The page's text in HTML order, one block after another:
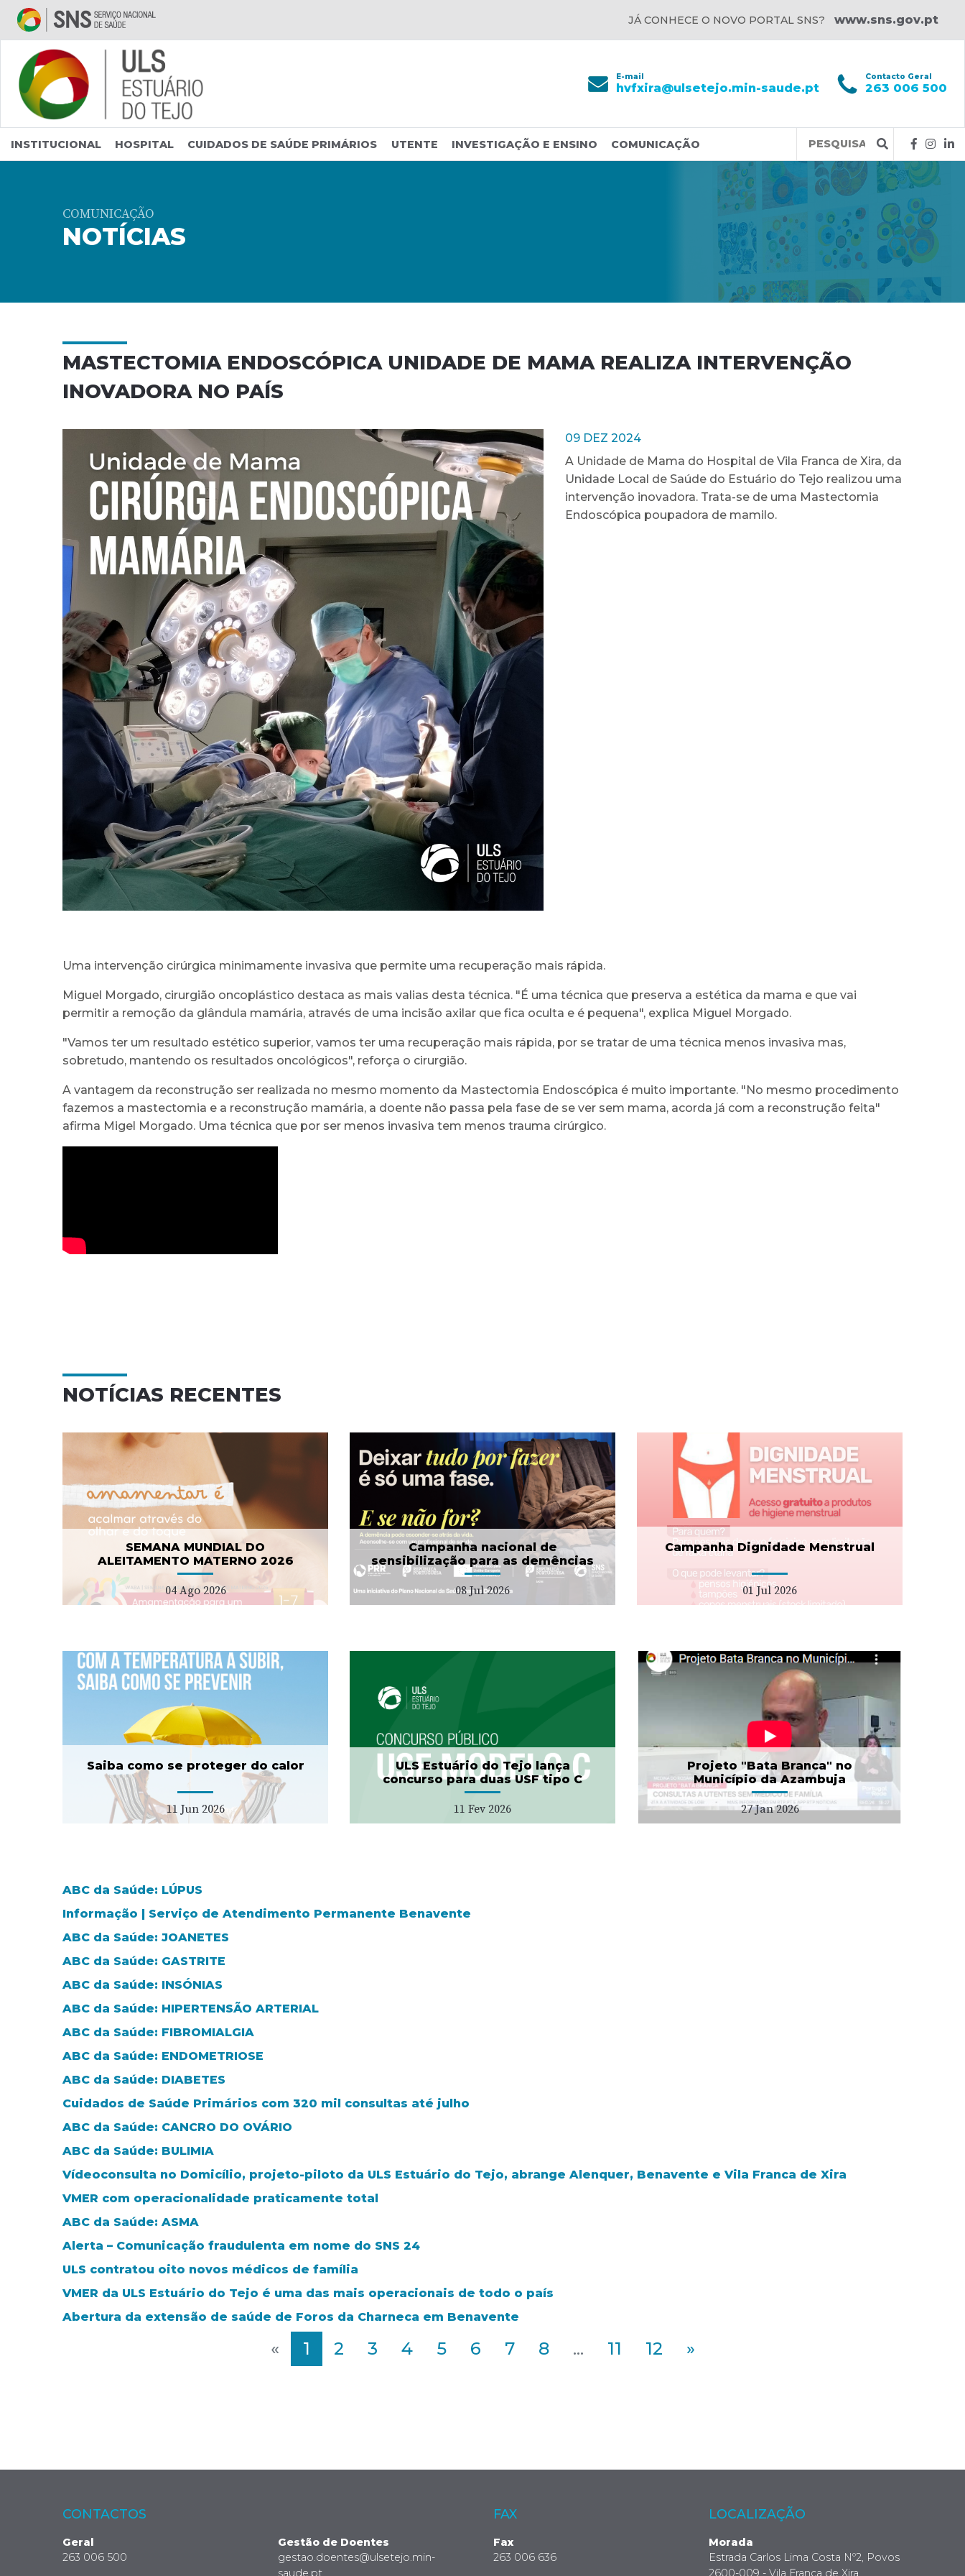
Saltar para conteúdo principal
JÁ CONHECE O NOVO PORTAL SNS? www.sns.gov.pt
E-mail
hvfxira@ulsetejo.min-saude.pt
Contacto Geral
263 006 500
INSTITUCIONAL HOSPITAL CUIDADOS DE SAÚDE PRIMÁRIOS UTENTE INVESTIGAÇÃO E ENSINO COMUNICAÇÃO
Query
COMUNICAÇÃO
NOTÍCIAS
MASTECTOMIA ENDOSCÓPICA UNIDADE DE MAMA REALIZA INTERVENÇÃO
INOVADORA NO PAÍS
09 DEZ 2024
A Unidade de Mama do Hospital de Vila Franca de Xira, da
Unidade Local de Saúde do Estuário do Tejo realizou uma
intervenção inovadora. Trata-se de uma Mastectomia
Endoscópica poupadora de mamilo.
Uma intervenção cirúrgica minimamente invasiva que permite uma recuperação mais rápida.
Miguel Morgado, cirurgião oncoplástico destaca as mais valias desta técnica. "É uma técnica que preserva a estética da mama e que vai
permitir a remoção da glândula mamária, através de uma incisão axilar que fica oculta e é pequena", explica Miguel Morgado.
"Vamos ter um resultado estético superior, vamos ter uma recuperação mais rápida, por se tratar de uma técnica menos invasiva mas,
sobretudo, mantendo os resultados oncológicos", reforça o cirurgião.
A vantagem da reconstrução ser realizada no mesmo momento da Mastectomia Endoscópica é muito importante. "No mesmo procedimento
fazemos a mastectomia e a reconstrução mamária, a doente não passa pela fase de se ver sem mama, acorda já com a reconstrução feita"
afirma Migel Morgado. Uma técnica que por ser menos invasiva tem menos trauma cirúrgico.
NOTÍCIAS RECENTES
SEMANA MUNDIAL DO
ALEITAMENTO MATERNO 2026
04 Ago 2026
Campanha nacional de
sensibilização para as demências
08 Jul 2026
Campanha nacional de
sensibilização para as
demências
08 Jul 2026 Campanha Dignidade Menstrual
01 Jul 2026
Campanha Dignidade
Menstrual
01 Jul 2026
Saiba como se proteger do calor
11 Jun 2026
ULS Estuário do Tejo lança
concurso para duas USF tipo C
11 Fev 2026
ULS Estuário do Tejo
lança concurso para duas
USF tipo C
11 Fev 2026
Projeto "Bata Branca" no
Município da Azambuja
27 Jan 2026
Projeto "Bata Branca" no
27 Jan 2026
ABC da Saúde: LÚPUS
Informação | Serviço de Atendimento Permanente Benavente
ABC da Saúde: JOANETES
ABC da Saúde: GASTRITE
ABC da Saúde: INSÓNIAS
ABC da Saúde: HIPERTENSÃO ARTERIAL
ABC da Saúde: FIBROMIALGIA
ABC da Saúde: ENDOMETRIOSE
ABC da Saúde: DIABETES
Cuidados de Saúde Primários com 320 mil consultas até julho
ABC da Saúde: CANCRO DO OVÁRIO
ABC da Saúde: BULIMIA
Vídeoconsulta no Domicílio, projeto-piloto da ULS Estuário do Tejo, abrange Alenquer, Benavente e Vila Franca de Xira
VMER com operacionalidade praticamente total
ABC da Saúde: ASMA
Alerta – Comunicação fraudulenta em nome do SNS 24
ULS contratou oito novos médicos de família
VMER da ULS Estuário do Tejo é uma das mais operacionais de todo o país
Abertura da extensão de saúde de Foros da Charneca em Benavente
« 1 2 3 4 5 6 7 8 ... 11 12 »
CONTACTOS
Geral
263 006 500
Gestão de Doentes
gestao.doentes@ulsetejo.min-
saude.pt
FAX
Fax
263 006 636
LOCALIZAÇÃO
Morada
Estrada Carlos Lima Costa Nº2, Povos
2600-009 - Vila Franca de Xira